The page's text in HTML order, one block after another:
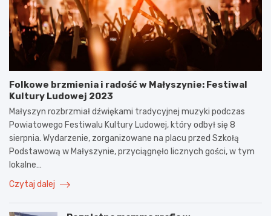
Folkowe brzmienia i radość w Małyszynie: Festiwal
Kultury Ludowej 2023
Małyszyn rozbrzmiał dźwiękami tradycyjnej muzyki podczas
Powiatowego Festiwalu Kultury Ludowej, który odbył się 8
sierpnia. Wydarzenie, zorganizowane na placu przed Szkołą
Podstawową w Małyszynie, przyciągnęło licznych gości, w tym
lokalne…
Czytaj dalej